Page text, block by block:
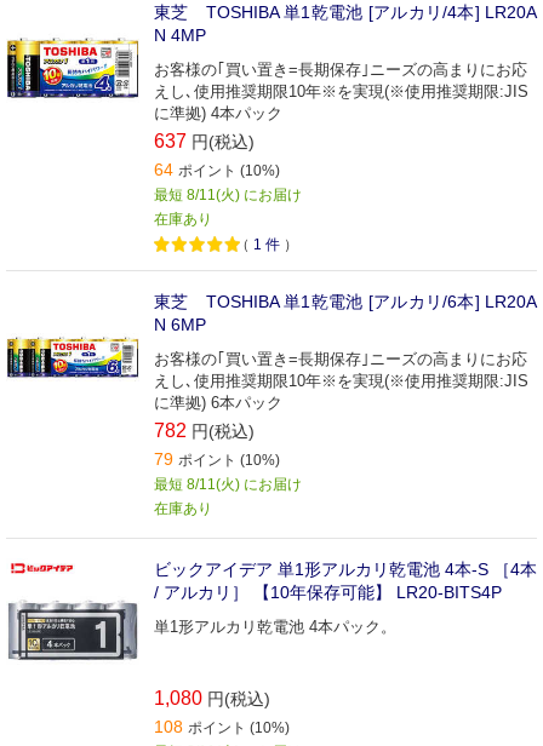
東芝 TOSHIBA 単1乾電池 [アルカリ/4本] LR20A
N 4MP
お客様の｢買い置き=長期保存｣ニーズの高まりにお応
えし､使用推奨期限10年※を実現(※使用推奨期限:JIS
に準拠) 4本パック
637 円(税込)
64 ポイント (10%)
最短 8/11(火) にお届け
在庫あり
（ 1 件 ）
東芝 TOSHIBA 単1乾電池 [アルカリ/6本] LR20A
N 6MP
お客様の｢買い置き=長期保存｣ニーズの高まりにお応
えし､使用推奨期限10年※を実現(※使用推奨期限:JIS
に準拠) 6本パック
782 円(税込)
79 ポイント (10%)
最短 8/11(火) にお届け
在庫あり
ビックアイデア 単1形アルカリ乾電池 4本-S ［4本
/ アルカリ］ 【10年保存可能】 LR20-BITS4P
単1形アルカリ乾電池 4本パック。
1,080 円(税込)
108 ポイント (10%)